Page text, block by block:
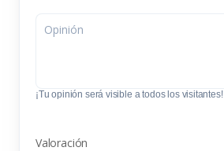
¡Tu opinión será visible a todos los visitantes!
Valoración